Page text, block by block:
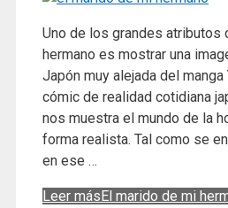
Uno de los grandes atributos
hermano es mostrar una
Japón muy alejada del manga
cómic de realidad cotidiana
nos muestra el mundo de la
forma realista. Tal como se
en ese …
Leer másEl marido de mi